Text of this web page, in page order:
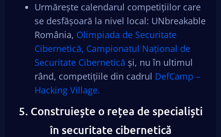
Urmărește calendarul competițiilor care
se desfășoară la nivel local: UNbreakable
România, Olimpiada de Securitate
Cibernetică, Campionatul Național de
Securitate Cibernetică și, nu în ultimul
rând, competițiile din cadrul DefCamp –
Hacking Village.
5. Construiește o rețea de specialiști
în securitate cibernetică